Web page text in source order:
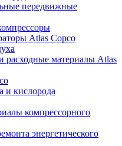
передвижные
Atlas Copco
расходные материалы Atlas
и кислорода
компрессорного
энергетического